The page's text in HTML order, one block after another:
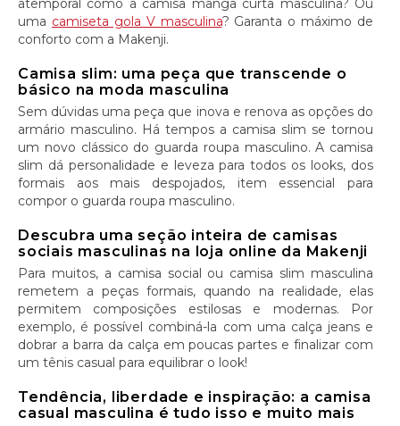
atemporal como a camisa manga curta masculina? Ou
uma camiseta gola V masculina? Garanta o máximo de
conforto com a Makenji.
Camisa slim: uma peça que transcende o
básico na moda masculina
Sem dúvidas uma peça que inova e renova as opções do
armário masculino. Há tempos a camisa slim se tornou
um novo clássico do guarda roupa masculino. A camisa
slim dá personalidade e leveza para todos os looks, dos
formais aos mais despojados, item essencial para
compor o guarda roupa masculino.
Descubra uma seção inteira de camisas
sociais masculinas na loja online da Makenji
Para muitos, a camisa social ou camisa slim masculina
remetem a peças formais, quando na realidade, elas
permitem composições estilosas e modernas. Por
exemplo, é possível combiná-la com uma calça jeans e
dobrar a barra da calça em poucas partes e finalizar com
um tênis casual para equilibrar o look!
Tendência, liberdade e inspiração: a camisa
casual masculina é tudo isso e muito mais